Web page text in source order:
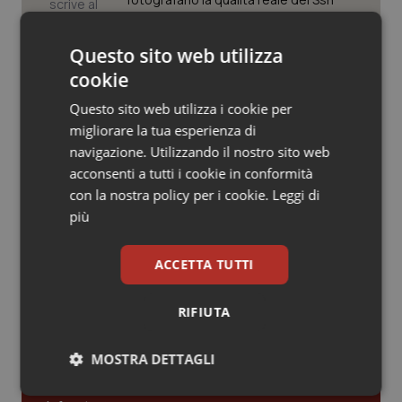
Veneto
Oncoematologia
Psoriasi & pelle
Quotidiano Cardiologia
Quotidiano Oncologia
Case di comunità. La sfida ora è
punto della Conferenza delle Regioni
San Raffaele di Milano. Ispezioni e
criticità riscontrate, stop al
laboratorio di Embriologia
Ultime analisi e review da QS Pro
Cloud sanitario: infrastrutture,
Questo sito web utilizza
cookie
Questo sito web utilizza i cookie per
migliorare la tua esperienza di
navigazione. Utilizzando il nostro sito web
acconsenti a tutti i cookie in conformità
con la nostra policy per i cookie. Leggi di
più
ACCETTA TUTTI
RIFIUTA
MOSTRA DETTAGLI
Necessari Statistici Marketing